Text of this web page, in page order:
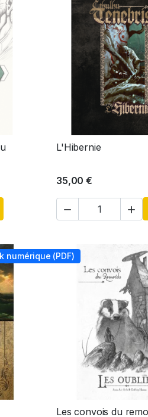
au panier

L'Hibernie
35,00 €
 
numérique (PDF)
Les convois du